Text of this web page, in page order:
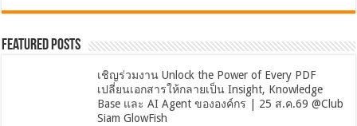
Featured Posts
เชิญร่วมงาน Unlock the Power of Every PDF
เปลี่ยนเอกสารให้กลายเป็น Insight, Knowledge
Base และ AI Agent ขององค์กร | 25 ส.ค.69 @Club
Siam GlowFish